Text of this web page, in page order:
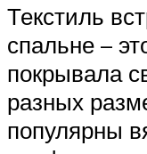
Текстиль
спальне –
покрывала
разных
популярны